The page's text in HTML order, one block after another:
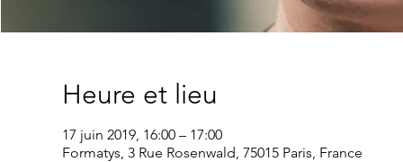
Heure et lieu
17 juin 2019, 16:00 – 17:00
Formatys, 3 Rue Rosenwald, 75015 Paris, France